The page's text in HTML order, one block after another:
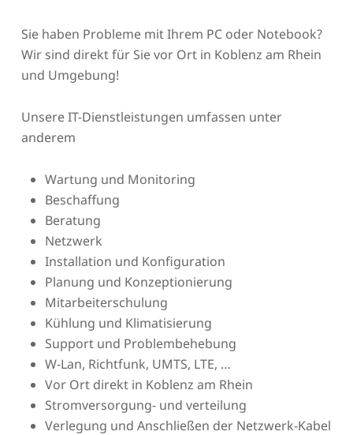
Sie haben Probleme mit Ihrem PC oder Notebook?
Wir sind direkt für Sie vor Ort in Koblenz am Rhein
und Umgebung!
Unsere IT-Dienstleistungen umfassen unter
anderem
Wartung und Monitoring
Beschaffung
Beratung
Netzwerk
Installation und Konfiguration
Planung und Konzeptionierung
Mitarbeiterschulung
Kühlung und Klimatisierung
Support und Problembehebung
W-Lan, Richtfunk, UMTS, LTE, …
Vor Ort direkt in Koblenz am Rhein
Stromversorgung- und verteilung
Verlegung und Anschließen der Netzwerk-Kabel